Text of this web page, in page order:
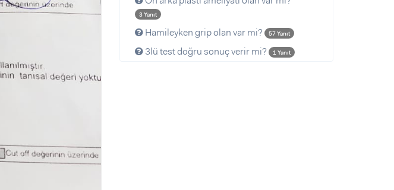
3 Yanıt
Hamileyken grip olan var mi? 57 Yanıt
3lü test doğru sonuç verir mi? 1 Yanıt